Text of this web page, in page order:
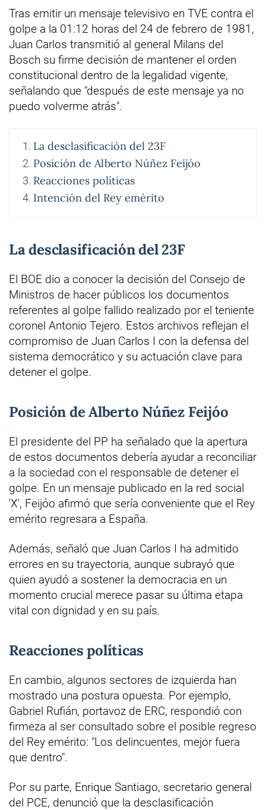
Tras emitir un mensaje televisivo en TVE contra el
golpe a la 01:12 horas del 24 de febrero de 1981,
Juan Carlos transmitió al general Milans del
Bosch su firme decisión de mantener el orden
constitucional dentro de la legalidad vigente,
señalando que "después de este mensaje ya no
puedo volverme atrás".
La desclasificación del 23F
Posición de Alberto Núñez Feijóo
Reacciones políticas
Intención del Rey emérito
La desclasificación del 23F
El BOE dio a conocer la decisión del Consejo de
Ministros de hacer públicos los documentos
referentes al golpe fallido realizado por el teniente
coronel Antonio Tejero. Estos archivos reflejan el
compromiso de Juan Carlos I con la defensa del
sistema democrático y su actuación clave para
detener el golpe.
Posición de Alberto Núñez Feijóo
El presidente del PP ha señalado que la apertura
de estos documentos debería ayudar a reconciliar
a la sociedad con el responsable de detener el
golpe. En un mensaje publicado en la red social
'X', Feijóo afirmó que sería conveniente que el Rey
emérito regresara a España.
Además, señaló que Juan Carlos I ha admitido
errores en su trayectoria, aunque subrayó que
quien ayudó a sostener la democracia en un
momento crucial merece pasar su última etapa
vital con dignidad y en su país.
Reacciones políticas
En cambio, algunos sectores de izquierda han
mostrado una postura opuesta. Por ejemplo,
Gabriel Rufián, portavoz de ERC, respondió con
firmeza al ser consultado sobre el posible regreso
del Rey emérito: "Los delincuentes, mejor fuera
que dentro".
Por su parte, Enrique Santiago, secretario general
del PCE, denunció que la desclasificación